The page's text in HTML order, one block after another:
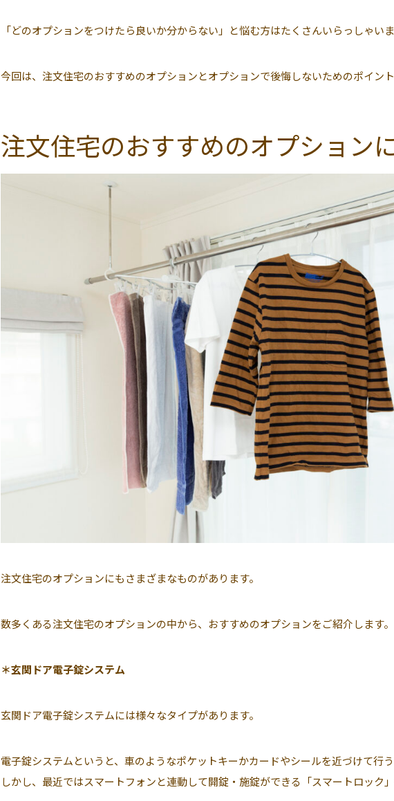
「どのオプションをつけたら良いか分からない」と悩む方はたくさんいらっしゃいま
今回は、注文住宅のおすすめのオプションとオプションで後悔しないためのポイント
注文住宅のおすすめのオプション
注文住宅のオプションにもさまざまなものがあります。
数多くある注文住宅のオプションの中から、おすすめのオプションをご紹介します。
＊玄関ドア電子錠システム
玄関ドア電子錠システムには様々なタイプがあります。
電子錠システムというと、車のようなポケットキーかカードやシールを近づけて行う
しかし、最近ではスマートフォンと連動して開錠・施錠ができる「スマートロック」